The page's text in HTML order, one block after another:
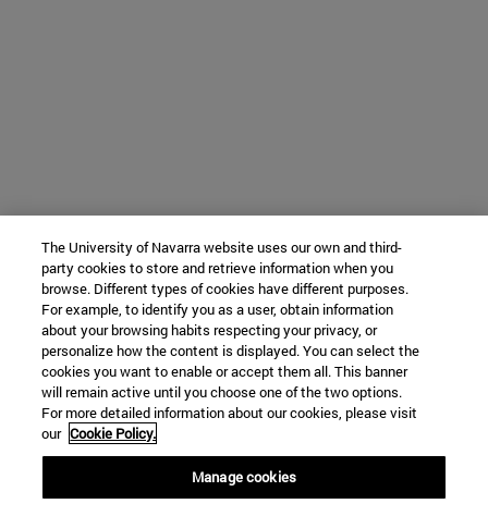
The University of Navarra website uses our own and third-
party cookies to store and retrieve information when you
browse. Different types of cookies have different purposes.
For example, to identify you as a user, obtain information
about your browsing habits respecting your privacy, or
personalize how the content is displayed. You can select the
cookies you want to enable or accept them all. This banner
will remain active until you choose one of the two options.
For more detailed information about our cookies, please visit
our Cookie Policy.
Manage cookies